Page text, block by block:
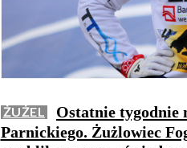
ŻUŻEL
Ostatnie tygodnie
Parnickiego. Żużlowiec